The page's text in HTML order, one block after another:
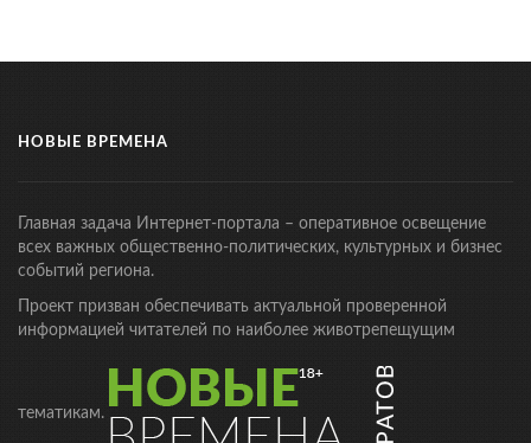
НОВЫЕ ВРЕМЕНА
Главная задача Интернет-портала – оперативное освещение
всех важных общественно-политических, культурных и бизнес
событий региона.
Проект призван обеспечивать актуальной проверенной
информацией читателей по наиболее животрепещущим
тематикам.